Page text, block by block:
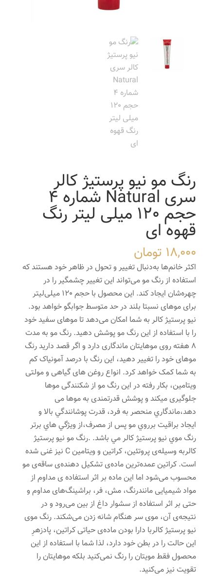
رنگ مو نیو پرستیژ کالر
سری Natural شماره 4
حجم 120 میلی لیتر رنگ
قهوه ای
18,000 تومان
اکثر خانم‌ها به‌دنبال تغییر و تحول در ظاهر خود هستند که
استفاده از رنگ مو می‌تواند این تغییر چشمگیر را در
چهره‌شان ایجاد کند. این محصول با حجم 120 میلی‌لیتر
برای موهای نسبتا بلند در حد متوسط جوابگو خواهد بود.
نیو پرستیژ کالر به شما امکان می‌دهد تا موهای سفید خود
را با استفاده از این رنگ مو پوشش دهید. رنگ مو به مدت
8 هفته روی موهایتان ماندگاری دارد و اگر قصد دارید رنگ
موهای خود را تغییر دهید، این رنگ با درصد آمونیاک کم
به شما کمک خواهد کرد. انواع روغن های گیاهی و مولتی
ویتامین، بکار رفته در این رنگ مو از شکنندگی موها
جلوگیری میکند و پوشش قدرتمندی به موها می
دهد،ماندگاري منحصر به فرد، قدرت پوشانندگي بالا و
ايجاد براقيت برروي مو پس از مصرف،از ويژگي هاي برتر
رنگ موي نیو پرستیژ کالر مي باشد. .رنگ مو نیو پرستیژ
کالربه وسیله‌ی پروتئین، کراتین و ویتامین C نیز غنی شده
است. کراتین عمده‌ترین ماده‌ی تشکیل دهنده‌ی ساقه‌ی مو
محسوب می‌شود اما این ماده بر اثر استفاده ی مداوم از
مواد شیمیایی مانندرنگ، مش، فر، براشینگ‌های مداوم و
حتی بر اثر استفاده از سشوار داغ از بین می‌رود و در
نتیجه‌ی آن، موی سر هنگام شانه زدن می‌شکند. رنگ موی
نیو پرستیژ کالربا دارا بودن ماده‌ی حیاتی کراتین، پادزهرِ
این حالت را در بطن خود دارد، لذا شما با استفاده از این
محصول فقط مویتان را رنگ نمی‌کنید بلکه موهایتان را
تقویت نیز می‌کنید.